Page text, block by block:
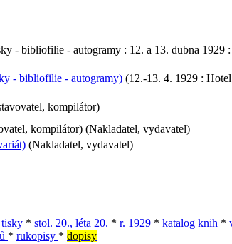
- bibliofilie - autogramy : 12. a 13. dubna
- bibliofilie - autogramy) (12.-13. 4. 1929 :
kompilátor)
kompilátor) (Nakladatel, vydavatel)
(Nakladatel, vydavatel)
tisky * stol. 20., léta 20. * r. 1929 * katalog knih *
* rukopisy * dopisy